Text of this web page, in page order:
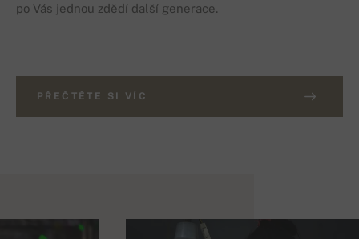
po Vás jednou zdědí další generace.
PŘEČTĚTE SI VÍC